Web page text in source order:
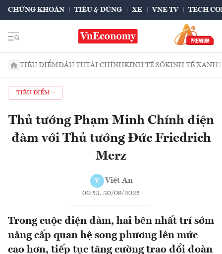
CHỨNG KHOÁN TIÊU & DÙNG XE VNE TV TECH
TIÊU ĐIỂMĐẦU TƯTÀI CHÍNHKINH TẾ SỐKINH TẾ XANH
TIÊU ĐIỂM
Thủ tướng Phạm Minh Chính điện
đàm với Thủ tướng Đức Friedrich
Merz
V Việt An
06:53, 30/09/2025
Trong cuộc điện đàm, hai bên nhất trí sớm
nâng cấp quan hệ song phương lên mức
cao hơn, tiếp tục tăng cường trao đổi đoàn